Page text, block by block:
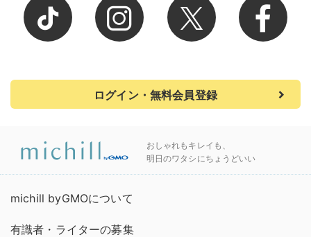
ログイン・無料会員登録
おしゃれもキレイも、
明日のワタシにちょうどいい
michill byGMOについて
有識者・ライターの募集